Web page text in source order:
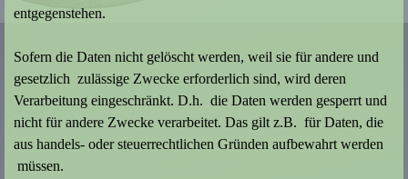
entgegenstehen.
Sofern die Daten nicht gelöscht werden, weil sie für andere und
gesetzlich zulässige Zwecke erforderlich sind, wird deren
Verarbeitung eingeschränkt. D.h. die Daten werden gesperrt und
nicht für andere Zwecke verarbeitet. Das gilt z.B. für Daten, die
aus handels- oder steuerrechtlichen Gründen aufbewahrt werden
müssen.